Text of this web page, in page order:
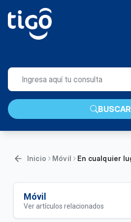
BUSCAR
Inicio Móvil
Móvil
Ver artículos relacionados